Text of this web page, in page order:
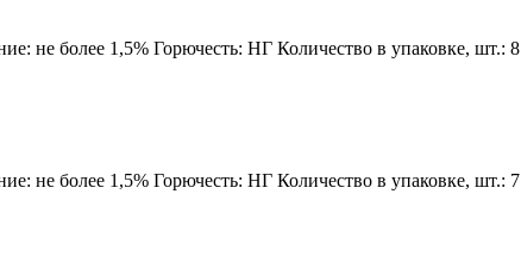
не более 1,5% Горючесть: НГ Количество в упаковке, шт.: 8
не более 1,5% Горючесть: НГ Количество в упаковке, шт.: 7